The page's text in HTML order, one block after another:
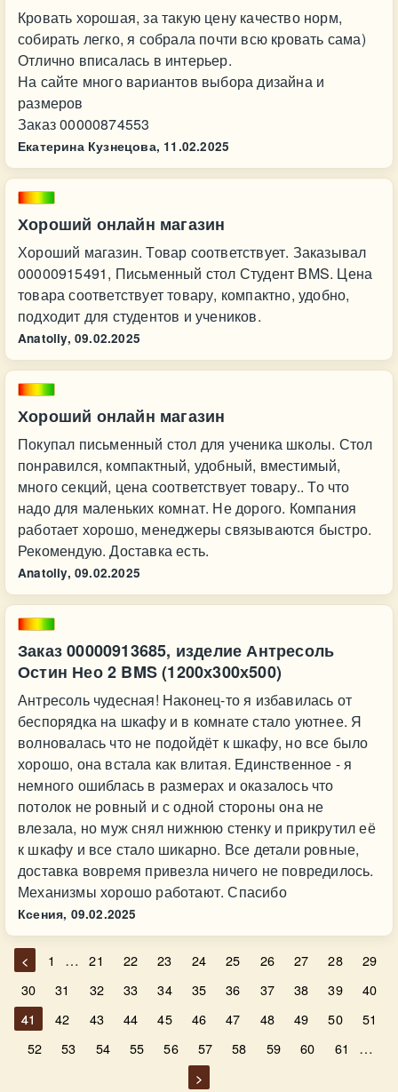
Кровать хорошая, за такую цену качество норм,
собирать легко, я собрала почти всю кровать сама)
Отлично вписалась в интерьер.
На сайте много вариантов выбора дизайна и
размеров
Заказ 00000874553
Екатерина Кузнецова, 11.02.2025
Хороший онлайн магазин
Хороший магазин. Товар соответствует. Заказывал
00000915491, Письменный стол Студент BMS. Цена
товара соответствует товару, компактно, удобно,
подходит для студентов и учеников.
Anatoliy, 09.02.2025
Хороший онлайн магазин
Покупал письменный стол для ученика школы. Стол
понравился, компактный, удобный, вместимый,
много секций, цена соответствует товару.. То что
надо для маленьких комнат. Не дорого. Компания
работает хорошо, менеджеры связываются быстро.
Рекомендую. Доставка есть.
Anatoliy, 09.02.2025
Заказ 00000913685, изделие Антресоль
Остин Нео 2 BMS (1200х300х500)
Антресоль чудесная! Наконец-то я избавилась от
беспорядка на шкафу и в комнате стало уютнее. Я
волновалась что не подойдёт к шкафу, но все было
хорошо, она встала как влитая. Единственное - я
немного ошиблась в размерах и оказалось что
потолок не ровный и с одной стороны она не
влезала, но муж снял нижнюю стенку и прикрутил её
к шкафу и все стало шикарно. Все детали ровные,
доставка вовремя привезла ничего не повредилось.
Механизмы хорошо работают. Спасибо
Ксения, 09.02.2025
< 1 … 21 22 23 24 25 26 27 28
29
30
31 32 33 34 35 36 37 38 39
40
41
42 43 44 45 46 47 48 49 50
51
52
53 54 55 56 57 58 59 60 61 …
>